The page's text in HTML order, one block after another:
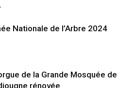
Nationale de l’Arbre 2024
de la Grande Mosquée de
rénovée